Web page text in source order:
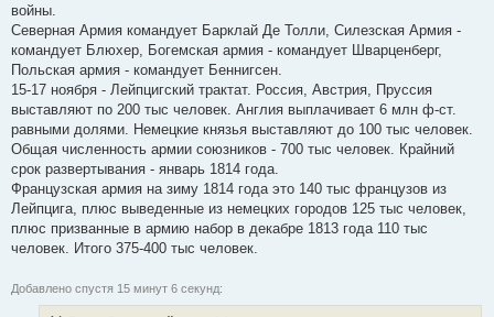
войны.
Северная Армия командует Барклай Де Толли, Силезская Армия -
командует Блюхер, Богемская армия - командует Шварценберг,
Польская армия - командует Беннигсен.
15-17 ноября - Лейпцигский трактат. Россия, Австрия, Пруссия
выставляют по 200 тыс человек. Англия выплачивает 6 млн ф-ст.
равными долями. Немецкие князья выставляют до 100 тыс человек.
Общая численность армии союзников - 700 тыс человек. Крайний
срок развертывания - январь 1814 года.
Французская армия на зиму 1814 года это 140 тыс французов из
Лейпцига, плюс выведенные из немецких городов 125 тыс человек,
плюс призванные в армию набор в декабре 1813 года 110 тыс
человек. Итого 375-400 тыс человек.
Добавлено спустя 15 минут 6 секунд: